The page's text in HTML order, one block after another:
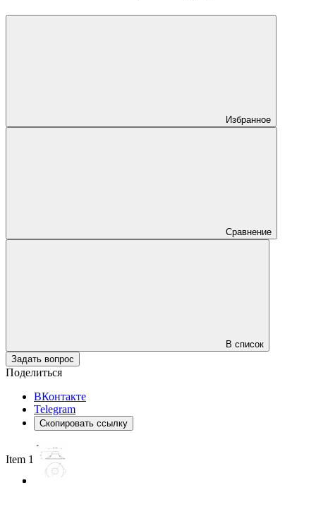
Избранное
Сравнение
В список
Задать вопрос
Поделиться
ВКонтакте
Telegram
Скопировать ссылку
Item 1 of 3